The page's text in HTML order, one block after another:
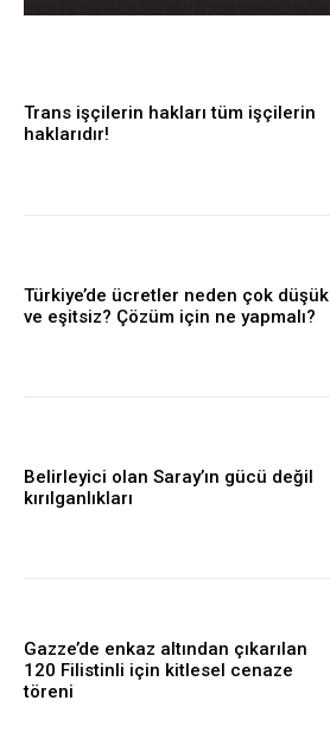
Trans işçilerin hakları tüm işçilerin
haklarıdır!
Türkiye’de ücretler neden çok düşük
ve eşitsiz? Çözüm için ne yapmalı?
Belirleyici olan Saray’ın gücü değil
kırılganlıkları
Gazze’de enkaz altından çıkarılan
120 Filistinli için kitlesel cenaze
töreni